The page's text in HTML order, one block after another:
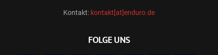
Kontakt: kontakt[at]enduro.de
FOLGE UNS